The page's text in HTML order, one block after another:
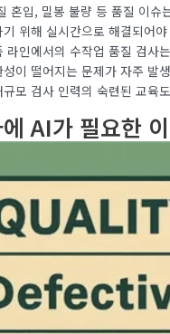
혼입, 밀봉 불량 등 품질 이슈
위해 실시간으로 해결되어
라인에서의 수작업 품질 검사
이 떨어지는 문제가 자주 발
모 검사 인력의 숙련된 교육
AI가 필요한